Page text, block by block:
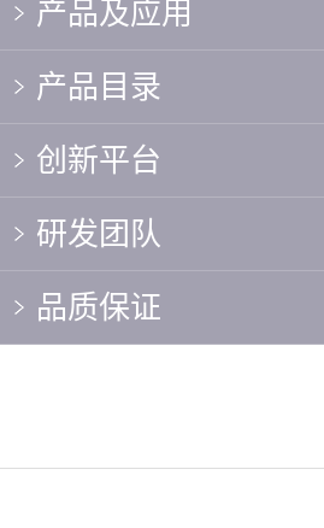
产品及应用
产品目录
创新平台
研发团队
品质保证